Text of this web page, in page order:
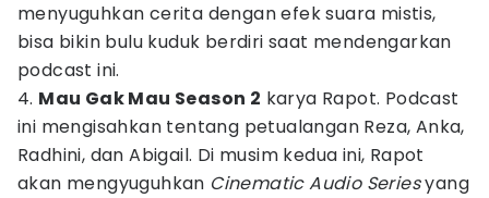
menyuguhkan cerita dengan efek suara mistis,
bisa bikin bulu kuduk berdiri saat mendengarkan
podcast ini.
4. Mau Gak Mau Season 2 karya Rapot. Podcast
ini mengisahkan tentang petualangan Reza, Anka,
Radhini, dan Abigail. Di musim kedua ini, Rapot
akan mengyuguhkan Cinematic Audio Seriesyang